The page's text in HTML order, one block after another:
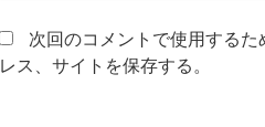
次回のコメントで使用する
レス、サイトを保存する。